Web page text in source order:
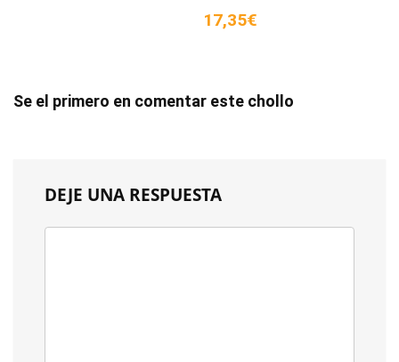
17,35€
Se el primero en comentar este chollo
DEJE UNA RESPUESTA